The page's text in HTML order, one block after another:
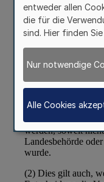
entweder allen
die für die
sind. Hier finden
Nur notwendige
Alle Cookies